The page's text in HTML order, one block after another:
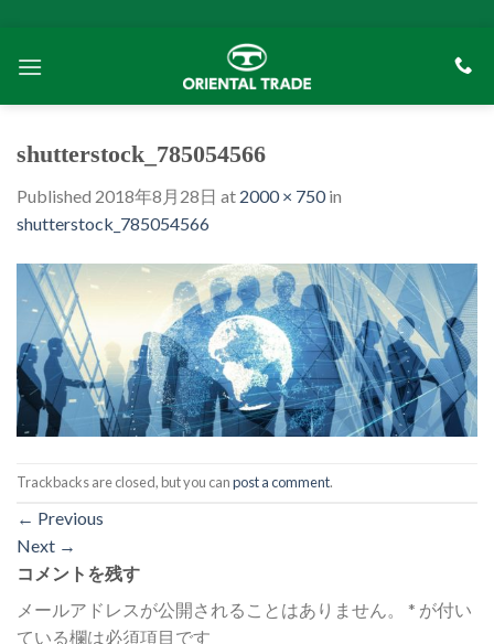
content
shutterstock_785054566
Published 2018年8月28日 at 2000 × 750in
shutterstock_785054566
Trackbacks are closed, but you canpost a comment.
← Previous
Next →
コメントを残す
メールアドレスが公開されることはありません。
* が付い
ている欄は必須項目です